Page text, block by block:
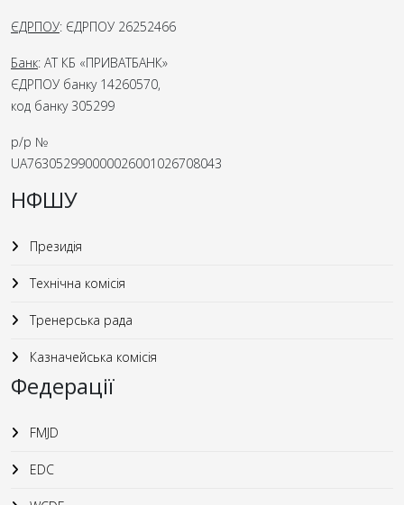
ЄДРПОУ: ЄДРПОУ 26252466
Банк: АТ КБ «ПРИВАТБАНК»
ЄДРПОУ банку 14260570,
код банку 305299
р/р №
UA763052990000026001026708043
НФШУ
Президія
Технічна комісія
Тренерська рада
Казначейська комісія
Федерації
FMJD
EDC